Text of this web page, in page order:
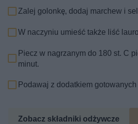
Zalej golonkę, dodaj marchew i
W naczyniu umieść także liść
Piecz w nagrzanym do 180 st. C
minut.
Podawaj z dodatkiem
Zobacz składniki odżywcze